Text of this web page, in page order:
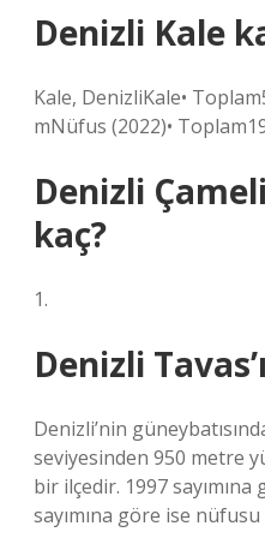
Denizli Kale
Kale, DenizliKale•
mNüfus (2022)•
Denizli
kaç?
1.
Denizli
Denizli’nin
seviyesinden 950 metre
bir ilçedir. 1997
sayımına göre ise nüfusu